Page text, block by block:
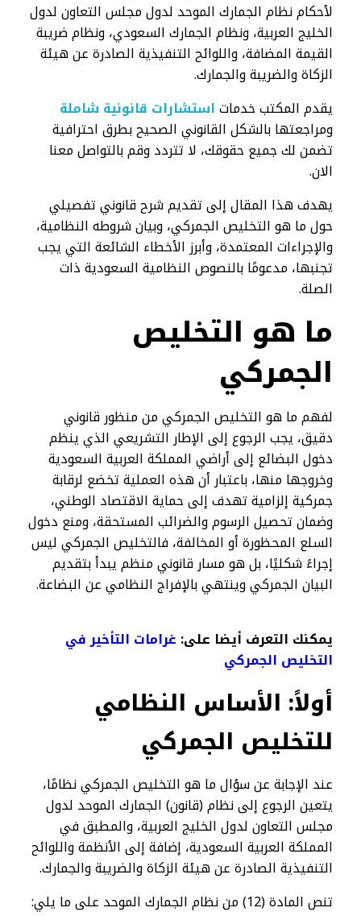
لأحكام نظام الجمارك الموحد لدول مجلس التعاون لدول
الخليج العربية، ونظام الجمارك السعودي، ونظام ضريبة
القيمة المضافة، واللوائح التنفيذية الصادرة عن هيئة
الزكاة والضريبة والجمارك.
يقدم المكتب خدماتاستشارات قانونية شاملة
ومراجعتها بالشكل القانوني الصحيح بطرق احترافية
تضمن لك جميع حقوقك، لا تتردد وقم بالتواصل معنا
الان.
يهدف هذا المقال إلى تقديم شرح قانوني تفصيلي
حول ما هو التخليص الجمركي، وبيان شروطه النظامية،
والإجراءات المعتمدة، وأبرز الأخطاء الشائعة التي يجب
تجنبها، مدعومًا بالنصوص النظامية السعودية ذات
الصلة.
ما هو التخليص
الجمركي​
لفهم ما هو التخليص الجمركي من منظور قانوني
دقيق، يجب الرجوع إلى الإطار التشريعي الذي ينظم
دخول البضائع إلى أراضي المملكة العربية السعودية
وخروجها منها، باعتبار أن هذه العملية تخضع لرقابة
جمركية إلزامية تهدف إلى حماية الاقتصاد الوطني،
وضمان تحصيل الرسوم والضرائب المستحقة، ومنع دخول
السلع المحظورة أو المخالفة، فالتخليص الجمركي ليس
إجراءً شكليًا، بل هو مسار قانوني منظم يبدأ بتقديم
البيان الجمركي وينتهي بالإفراج النظامي عن البضاعة.
يمكنك التعرف أيضا على: غرامات التأخير في
التخليص الجمركي
أولاً: الأساس النظامي
للتخليص الجمركي
عند الإجابة عن سؤال ما هو التخليص الجمركي نظامًا،
يتعين الرجوع إلى نظام (قانون) الجمارك الموحد لدول
مجلس التعاون لدول الخليج العربية، والمطبق في
المملكة العربية السعودية، إضافة إلى الأنظمة واللوائح
التنفيذية الصادرة عن هيئة الزكاة والضريبة والجمارك.
تنص المادة (12) من نظام الجمارك الموحد على ما يلي: